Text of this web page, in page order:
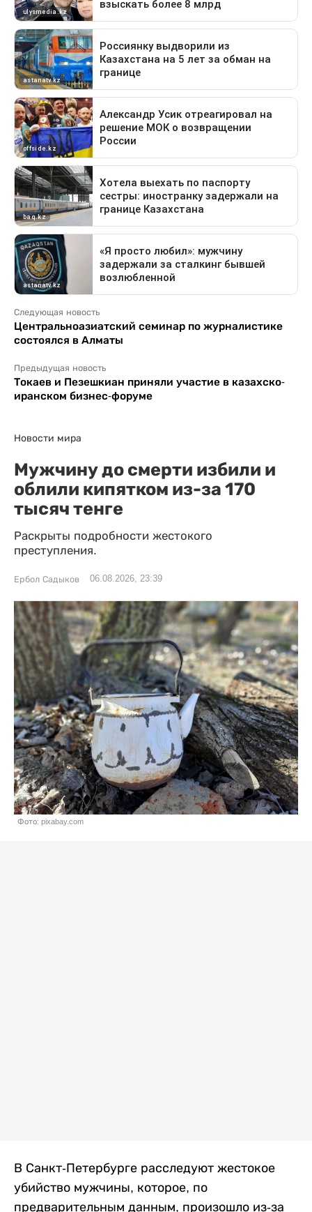
Следующая новость
Центральноазиатский семинар по журналистике
состоялся в Алматы
Предыдущая новость
Токаев и Пезешкиан приняли участие в казахско-
иранском бизнес-форуме
Новости мира
Мужчину до смерти избили и
облили кипятком из-за 170
тысяч тенге
Раскрыты подробности жестокого
преступления.
Ербол Садыков 06.08.2026, 23:39
Фото: pixabay.com
В Санкт-Петербурге расследуют жестокое
убийство мужчины, которое, по
предварительным данным, произошло из-за